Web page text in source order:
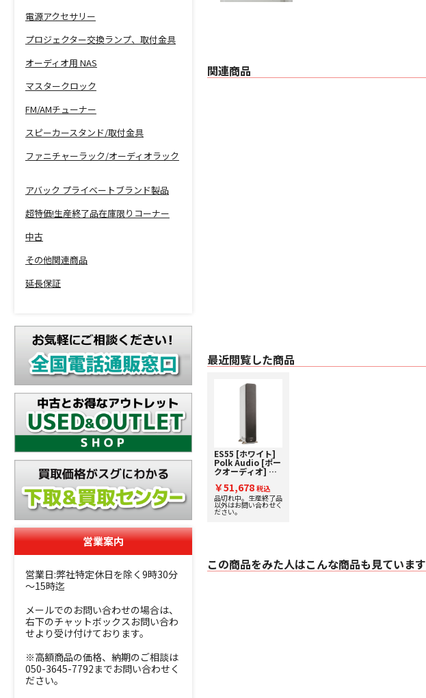
電源アクセサリー
プロジェクター交換ランプ、取付金具
オーディオ用 NAS
マスタークロック
FM/AMチューナー
スピーカースタンド/取付金具
ファニチャーラック/オーディオラック
アバック プライベートブランド製品
超特価!生産終了品在庫限りコーナー
中古
その他関連商品
延長保証
営業案内
営業日:弊社特定休日を除く9時30分
～15時迄
メールでのお問い合わせの場合は、
右下のチャットボックスお問い合わ
せより受け付けております。
※高額商品の価格、納期のご相談は
050-3645-7792までお問い合わせく
ださい。
関連商品
最近閲覧した商品
ES55 [ホワイト]
Polk Audio [ポー
クオーディオ] ト
ールボーイスピー
カー [1台] 下取り
査定額20%アップ
実施中！
￥51,678 税込
品切れ中。生産終了品
以外はお問い合わせく
ださい。
この商品をみた人はこんな商品も見ています